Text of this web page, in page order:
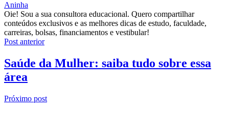
Aninha
Oie! Sou a sua consultora educacional. Quero compartilhar
conteúdos exclusivos e as melhores dicas de estudo, faculdade,
carreiras, bolsas, financiamentos e vestibular!
Post anterior
Saúde da Mulher: saiba tudo sobre essa
área
Próximo post